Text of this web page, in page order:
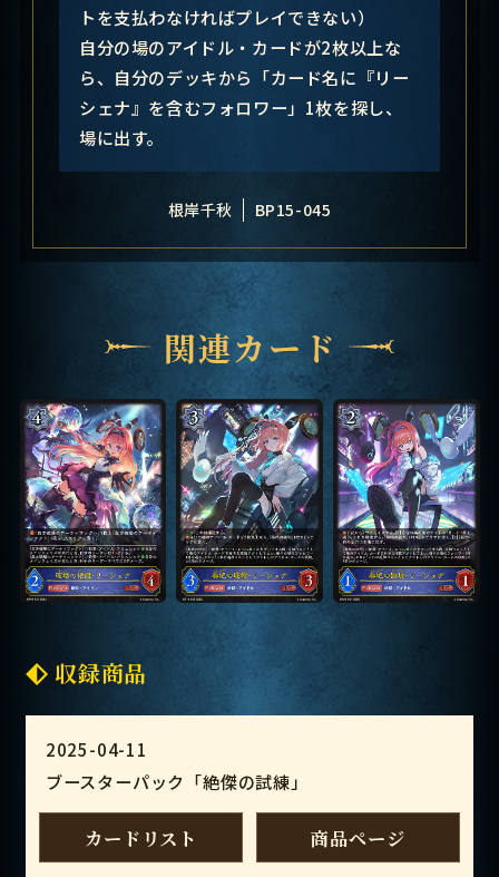
トを支払わなければプレイできない）
自分の場のアイドル・カードが2枚以上な
ら、自分のデッキから「カード名に『リー
シェナ』を含むフォロワー」1枚を探し、
場に出す。
根岸千秋 BP15-045
関連カード
収録商品
2025-04-11
ブースターパック「絶傑の試練」
カードリスト 商品ページ